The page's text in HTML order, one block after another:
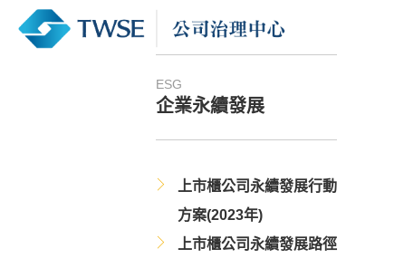
ESG
企業永續發展
上市櫃公司永續發展行動
方案(2023年)
上市櫃公司永續發展路徑